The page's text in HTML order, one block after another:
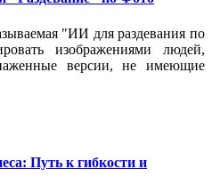
"ИИ для раздевания по
изображениями людей,
версии, не имеющие
Путь к гибкости и